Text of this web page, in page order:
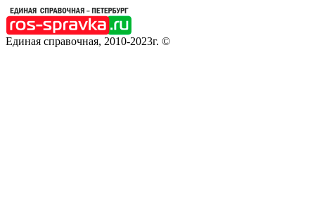
Единая справочная, 2010-2023г. ©